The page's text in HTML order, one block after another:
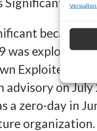
because
was exploited
Exploited
advisory on
a zero-day in
organization.